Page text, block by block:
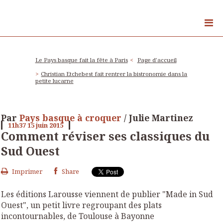
Le Pays basque fait la fête à Paris
Page d'accueil
Christian Etchebest fait rentrer la bistronomie dans la
petite lucarne
Par Pays basque à croquer / Julie Martinez
11h3715juin 2015
Comment réviser ses classiques du
Sud Ouest
Imprimer Share
Les éditions Larousse viennent de publier "Made in Sud
Ouest", un petit livre regroupant des plats
incontournables, de Toulouse à Bayonne